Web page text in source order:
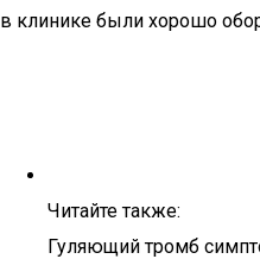
в клинике были хорошо
Читайте также:
Гуляющий тромб